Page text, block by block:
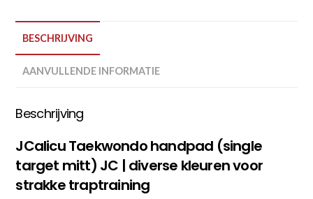
BESCHRIJVING
AANVULLENDE INFORMATIE
Beschrijving
JCalicu Taekwondo handpad (single
target mitt) JC | diverse kleuren voor
strakke traptraining